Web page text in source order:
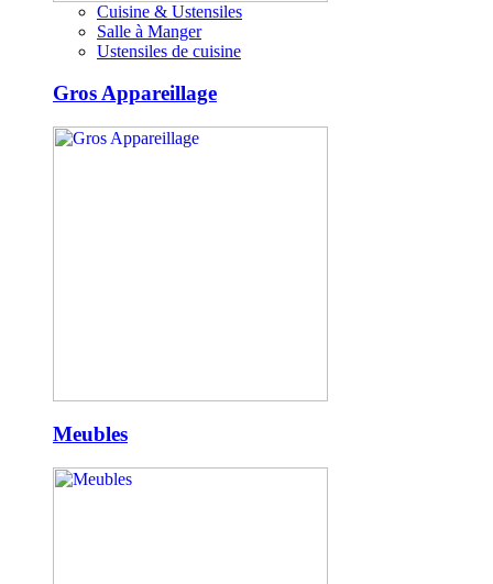
Cuisine & Ustensiles
Salle à Manger
Ustensiles de cuisine
Gros Appareillage
Meubles